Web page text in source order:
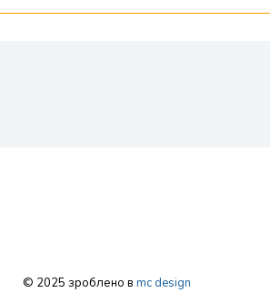
© 2025 зроблено в mc design